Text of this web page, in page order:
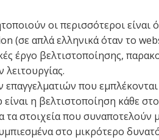
οι περισσότεροι είναι
(σε απλά ελληνικά όταν το
έργο βελτιστοποίησης,
που
είναι η βελτιστοποίηση κάθε
τα στοιχεία που συναποτελούν
στο μικρότερο